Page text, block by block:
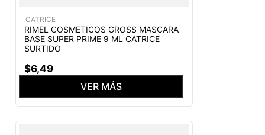
CATRICE
RIMEL COSMETICOS GROSS MASCARA
BASE SUPER PRIME 9 ML CATRICE
SURTIDO
$6,49
VER MÁS